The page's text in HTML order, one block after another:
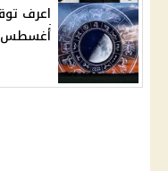
أغسطس 2025 وآخر تصريحات العلماء